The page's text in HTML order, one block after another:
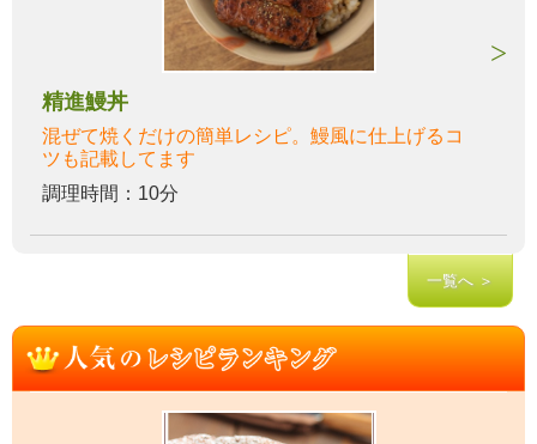
精進鰻丼
混ぜて焼くだけの簡単レシピ。鰻風に仕上げるコ
ツも記載してます
調理時間：10分
一覧へ ＞